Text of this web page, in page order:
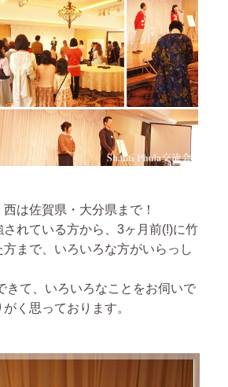
は佐賀県・大分県まで！
されている方から、3ヶ月前(!)に竹
まで、いろいろな方がいらっし
きて、いろいろなことをお伺いで
く思っております。